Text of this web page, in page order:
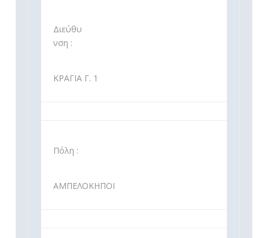
Διεύθυ
νση :
ΚΡΑΓΙΑ Γ. 1
Πόλη :
ΑΜΠΕΛΟΚΗΠΟΙ